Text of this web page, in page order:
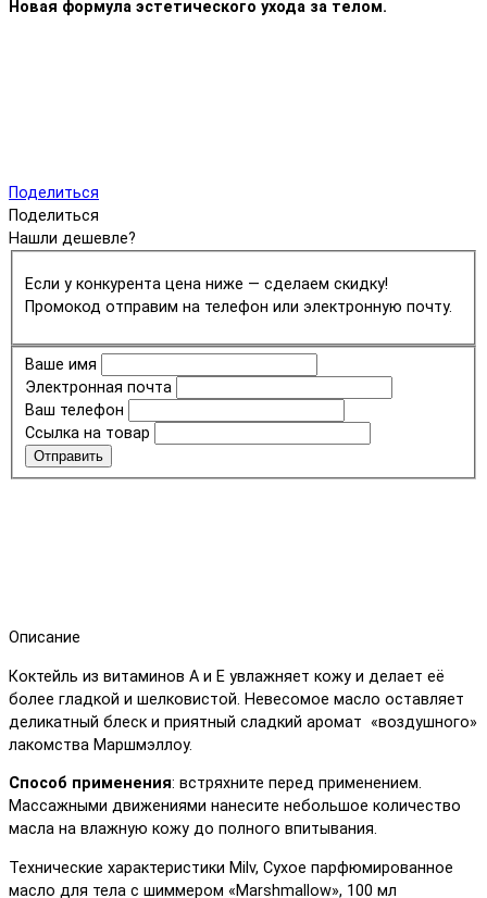
Новая формула эстетического ухода за телом.
Поделиться
Поделиться
Нашли дешевле?
Если у конкурента цена ниже — сделаем скидку!
Промокод отправим на телефон или электронную почту.
Ваше имя
Электронная почта
Ваш телефон
Ссылка на товар
Отправить
Описание
Коктейль из витаминов А и Е увлажняет кожу и делает её
более гладкой и шелковистой. Невесомое масло оставляет
деликатный блеск и приятный сладкий аромат «воздушного»
лакомства Маршмэллоу.
Способ применения: встряхните перед применением.
Массажными движениями нанесите небольшое количество
масла на влажную кожу до полного впитывания.
Технические характеристики Milv, Сухое парфюмированное
масло для тела с шиммером «Marshmallow», 100 мл